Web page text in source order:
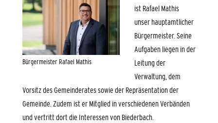
Bürgermeister Rafael Mathis
ist Rafael Mathis
unser hauptamtlicher
Bürgermeister. Seine
Aufgaben liegen in der
Leitung der
Verwaltung, dem
Vorsitz des Gemeinderates sowie der Repräsentation der
Gemeinde. Zudem ist er Mitglied in verschiedenen Verbänden
und vertritt dort die Interessen von Biederbach.